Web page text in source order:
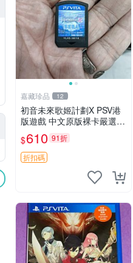
嘉藏珍品 12
初音未來歌姬計劃X PSV港
版遊戲 中文原版裸卡嚴選
初音未來 畫集 游戲 限量版
$610 91折
折扣碼